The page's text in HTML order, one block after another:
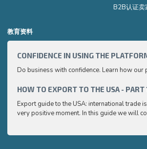
B2B认证卖
教育资料
CONFIDENCE IN USING THE
Do business with confidence. Learn how
HOW TO EXPORT TO THE USA - PART
Export guide to the USA: international trade
very positive moment. In this guide we will